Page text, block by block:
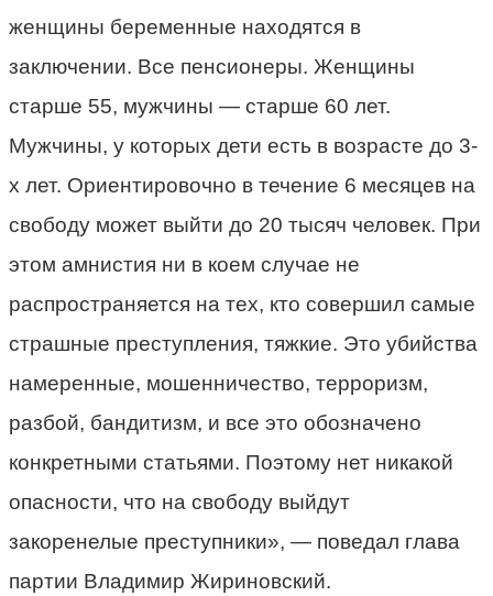
женщины беременные находятся в
заключении. Все пенсионеры. Женщины
старше 55, мужчины — старше 60 лет.
Мужчины, у которых дети есть в возрасте до 3-
х лет. Ориентировочно в течение 6 месяцев на
свободу может выйти до 20 тысяч человек. При
этом амнистия ни в коем случае не
распространяется на тех, кто совершил самые
страшные преступления, тяжкие. Это убийства
намеренные, мошенничество, терроризм,
разбой, бандитизм, и все это обозначено
конкретными статьями. Поэтому нет никакой
опасности, что на свободу выйдут
закоренелые преступники», — поведал глава
партии Владимир Жириновский.